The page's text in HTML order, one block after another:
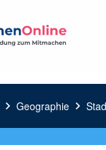
chevron_right Geographie chevron_right